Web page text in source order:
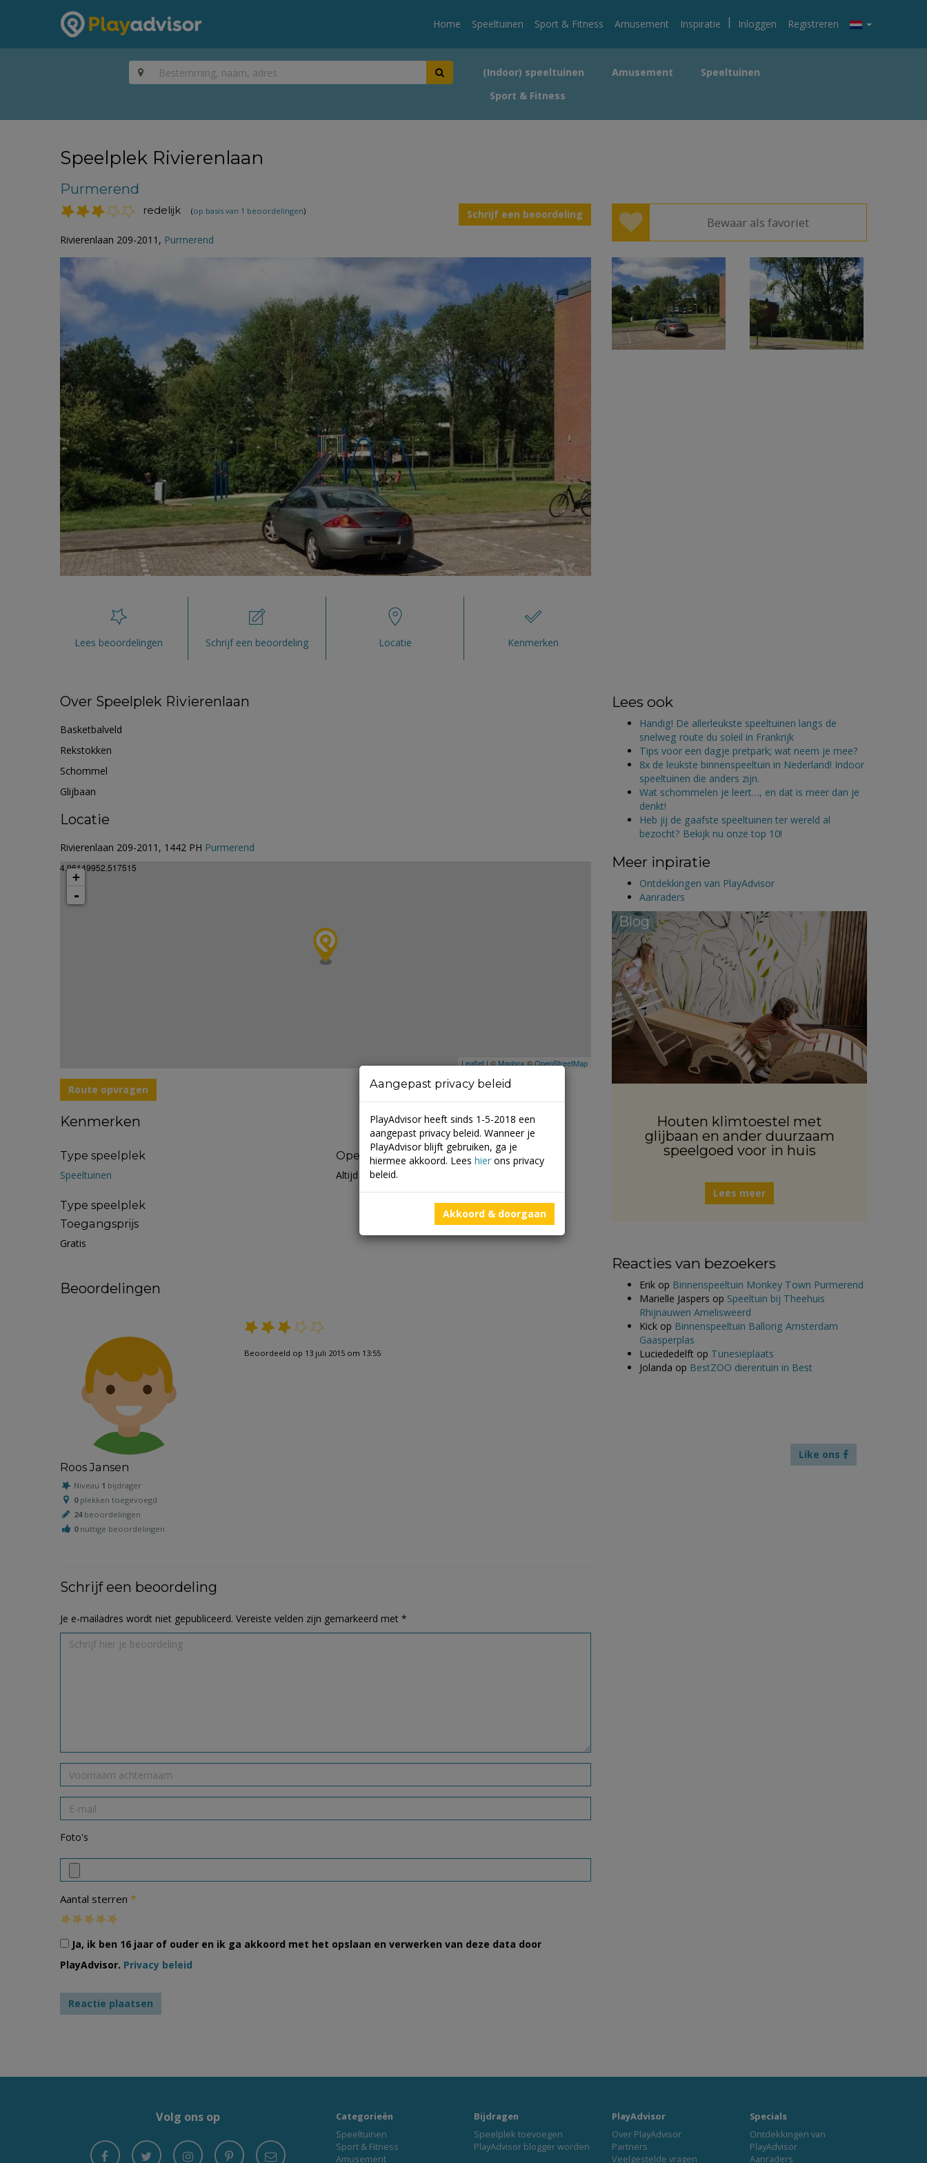
Home Speeltuinen Sport & Fitness Amusement Inspiratie | Inloggen Registreren
(Indoor) speeltuinen Amusement
Speeltuinen
Sport & Fitness
Speelplek Rivierenlaan
Purmerend
Schrijf een beoordeling
redelijk (op basis van 1 beoordelingen)
Rivierenlaan 209-2011, Purmerend
Bewaar als favoriet
Lees beoordelingen Schrijf een beoordeling Locatie Kenmerken
Over Speelplek Rivierenlaan
Basketbalveld
Rekstokken
Schommel
Glijbaan
Locatie
Rivierenlaan 209-2011, 1442 PH Purmerend
4.96149952.517515
+
-
Leaflet| ©Mapbox©OpenStreetMap
Route opvragen
Kenmerken
Type speelplek
Speeltuinen
Type speelplek
Toegangsprijs
Gratis
Openingstijden
Altijd open
Beoordelingen
Roos Jansen
Niveau 1 bijdrager
0plekken toegevoegd
24beoordelingen
0nuttige beoordelingen
Beoordeeld op 13 juli 2015 om 13:55
Schrijf een beoordeling
Je e-mailadres wordt niet gepubliceerd. Vereiste velden zijn gemarkeerd met *
Foto's
Aantal sterren *
Ja, ik ben 16 jaar of ouder en ik ga akkoord met het opslaan en verwerken van deze data door
PlayAdvisor. Privacy beleid
Lees ook
Handig! De allerleukste speeltuinen langs de
snelweg route du soleil in Frankrijk
Tips voor een dagje pretpark; wat neem je mee?
8x de leukste binnenspeeltuin in Nederland! Indoor
speeltuinen die anders zijn.
Wat schommelen je leert…, en dat is meer dan je
denkt!
Heb jij de gaafste speeltuinen ter wereld al
bezocht? Bekijk nu onze top 10!
Meer inpiratie
Ontdekkingen van PlayAdvisor
Aanraders
Blog
Houten klimtoestel met
glijbaan en ander duurzaam
speelgoed voor in huis
Lees meer
Reacties van bezoekers
Erik op Binnenspeeltuin Monkey Town Purmerend
Marielle Jaspers op Speeltuin bij Theehuis
Rhijnauwen Amelisweerd
Kick op Binnenspeeltuin Ballorig Amsterdam
Gaasperplas
Luciededelft op Tunesiëplaats
Jolanda op BestZOO dierentuin in Best
Like ons
Volg ons op
Categorieën
Speeltuinen
Sport & Fitness
Amusement
Bijdragen
Speelplek toevoegen
PlayAdvisor blogger worden
PlayAdvisor
Over PlayAdvisor
Partners
Veelgestelde vragen
Specials
Ontdekkingen van
PlayAdvisor
Aanraders
Aangepast privacy beleid
PlayAdvisor heeft sinds 1-5-2018 een
aangepast privacy beleid. Wanneer je
PlayAdvisor blijft gebruiken, ga je
hiermee akkoord. Lees hier ons privacy
beleid.
Akkoord & doorgaan